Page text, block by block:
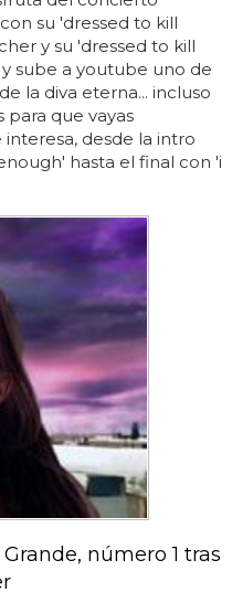
su 'dressed to kill
y su 'dressed to kill
sube a youtube uno de
la diva eterna... incluso
para que vayas
desde la intro
hasta el final con 'i
número 1 tras